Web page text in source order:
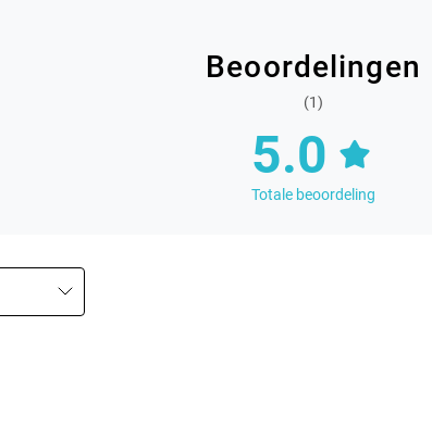
Beoordelingen
(1)
5.0
Totale beoordeling